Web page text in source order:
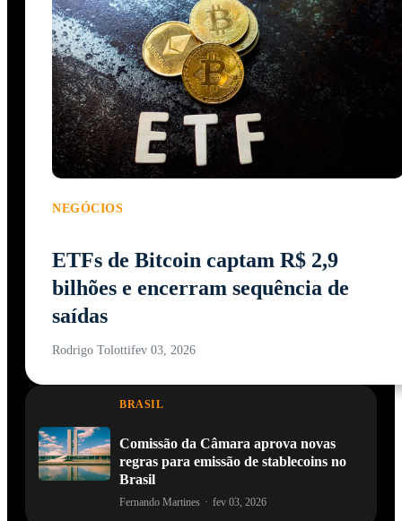
NEGÓCIOS
ETFs de Bitcoin captam R$ 2,9
bilhões e encerram sequência de
saídas
Rodrigo Tolottifev 03, 2026
BRASIL
Comissão da Câmara aprova novas
regras para emissão de stablecoins no
Brasil
Fernando Martines · fev 03, 2026